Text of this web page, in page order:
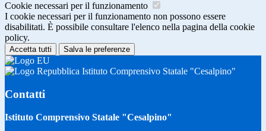
Cookie necessari per il funzionamento
I cookie necessari per il funzionamento non possono essere
disabilitati. È possibile consultare l'elenco nella pagina della cookie
policy.
Accetta tutti Salva le preferenze
Istituto Comprensivo Statale "Cesalpino"
Contatti
Istituto Comprensivo Statale "Cesalpino"